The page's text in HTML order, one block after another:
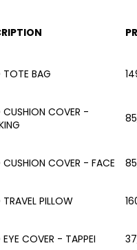
TOTE BAG
CUSHION COVER -
CUSHION COVER - FACE
PILLOW
COVER - TAPPEI